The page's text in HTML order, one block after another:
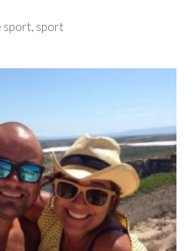
sport, sport